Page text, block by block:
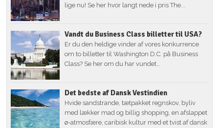
lige nu! Se her hvor langt nede i pris The...
Vandt du Business Class billetter til USA?
Er du den heldige vinder af vores konkurrence
om to billetter til Washington D.C. på Business
Class? Se her om du har vundet…
Det bedste af Dansk Vestindien
Hvide sandstrande, tætpakket regnskov, byliv
med lækker mad og billig shopping, en afslappet
ø-atmosfære, caribisk kultur med et tvist af dansk